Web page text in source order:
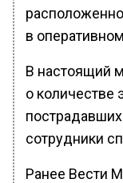
в
В настоящий
о количестве
сотрудники
Ранее Вести